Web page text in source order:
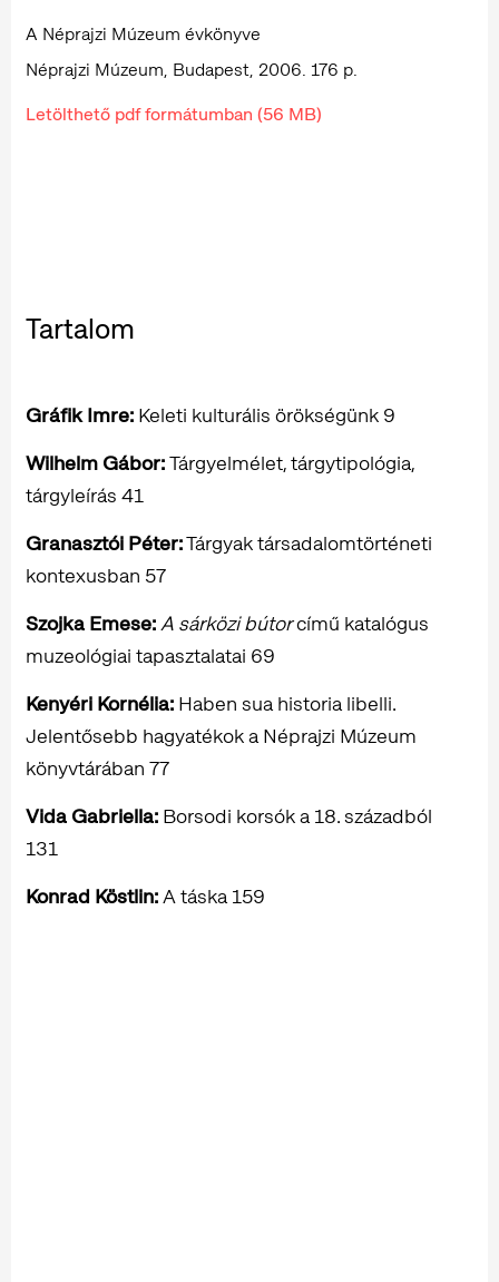
A Néprajzi Múzeum évkönyve
Néprajzi Múzeum, Budapest, 2006. 176 p.
Letölthető pdf formátumban (56 MB)
Tartalom
Gráfik Imre: Keleti kulturális örökségünk 9
Wilhelm Gábor:Tárgyelmélet, tárgytipológia,
tárgyleírás 41
Granasztói Péter:Tárgyak társadalomtörténeti
kontexusban 57
Szojka Emese:A sárközi bútorcímű katalógus
muzeológiai tapasztalatai 69
Kenyéri Kornélia: Haben sua historia libelli.
Jelentősebb hagyatékok a Néprajzi Múzeum
könyvtárában 77
Vida Gabriella: Borsodi korsók a 18. századból
131
Konrad Köstlin:A táska 159